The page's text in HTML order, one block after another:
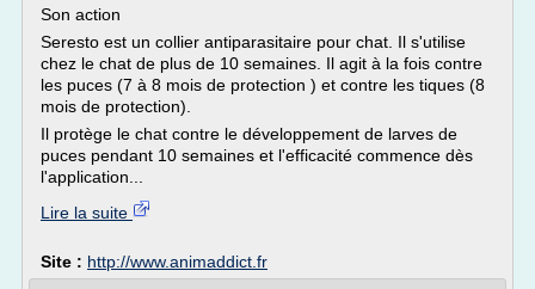
Son action
Seresto est un collier antiparasitaire pour chat. Il s'utilise
chez le chat de plus de 10 semaines. Il agit à la fois contre
les puces (7 à 8 mois de protection ) et contre les tiques (8
mois de protection).
Il protège le chat contre le développement de larves de
puces pendant 10 semaines et l'efficacité commence dès
l'application...
Lire la suite
Site : http://www.animaddict.fr